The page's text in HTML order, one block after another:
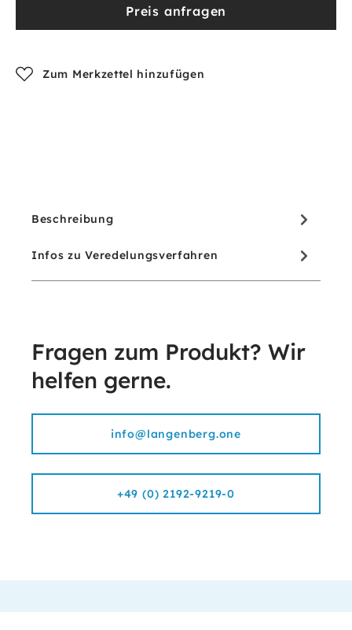
Preis anfragen
Zum Merkzettel hinzufügen
Fragen zum Produkt? Wir
helfen gerne.
info@langenberg.one
+49 (0) 2192-9219-0
Beschreibung
Infos zu Veredelungsverfahren